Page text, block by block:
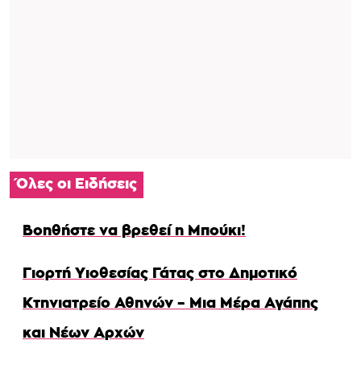
Όλες οι Ειδήσεις
Βοηθήστε να βρεθεί η Μπούκι!
Γιορτή Υιοθεσίας Γάτας στο Δημοτικό
Κτηνιατρείο Αθηνών – Μια Μέρα Αγάπης
και Νέων Αρχών